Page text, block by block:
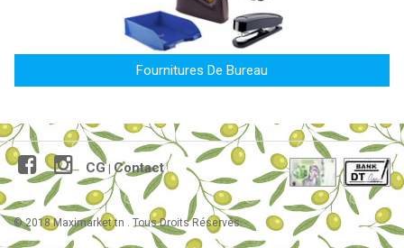
Fournitures De Bureau
CG| Contact
© 2018 Maximarket.tn . Tous Droits Réservés.